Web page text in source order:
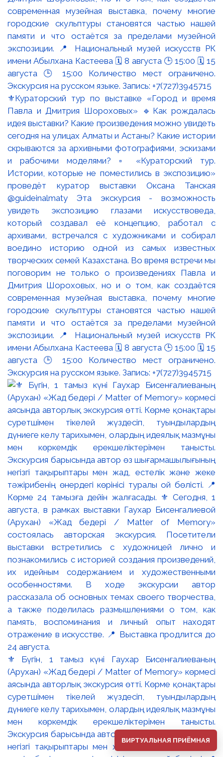
⚜️Кураторский тур по выставке «Город и время
Павла и Дмитрия Шороховых» 🔹Как рождалась
идея выставки? Какие произведения можно увидеть
сегодня на улицах Алматы и Астаны? Какие истории
скрываются за архивными фотографиями, эскизами
и рабочими моделями? ▫️ «Кураторский тур.
Истории, которые не поместились в экспозицию»
проведёт куратор выставки Оксана Танская
@guideinalmaty Эта экскурсия - возможность
увидеть экспозицию глазами искусствоведа,
который создавал её концепцию, работал с
архивами, встречался с художниками и собирал
воедино историю одной из самых известных
творческих семей Казахстана. Во время встречи мы
поговорим не только о произведениях Павла и
Дмитрия Шороховых, но и о том, как создаётся
современная музейная выставка, почему многие
городские скульптуры становятся частью нашей
памяти и что остаётся за пределами музейной
экспозиции. 📍 Национальный музей искусств РК
имени Абылхана Кастеева 🗓 8 августа 🕒 15:00 🗓 15
августа 🕒 15:00 Количество мест ограничено.
Экскурсия на русском языке. Запись: +7(727)3945715
⚜️ Бүгін, 1 тамыз күні Гаухар Бисенғалиеваның
(Арухан) «Жад бедері / Matter of Memory» көрмесі
аясында авторлық экскурсия өтті. Көрме қонақтары
суретшімен тікелей жүздесіп, туындылардың
дүниеге келу тарихымен, олардың идеялық мазмұны
мен көркемдік ерекшеліктерімен танысты.
Экскурсия барысында автор өз шығармашылығының
негізгі тақырыптары мен жад, естелік және жеке
ВИРТУАЛЬНАЯ ПРИЁМНАЯ